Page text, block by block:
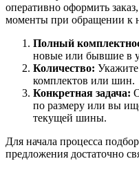
оперативно оформить
моменты при обращении к
Полный
новые или бывшие в
Количество: Укажите
комплектов или шин.
Конкретная задача:
по размеру или вы
текущей шины.
Для начала процесса
предложения достаточно